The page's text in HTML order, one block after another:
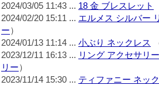
2024/03/05 11:43 ... 18 金 ブレスレット
2024/02/20 15:11 ... エルメス シルバー
ー）
2024/01/13 11:14 ... 小ぶり ネックレス
2023/12/11 16:13 ... リング アクセサリ
リー）
2023/11/14 15:30 ... ティファニー ネッ